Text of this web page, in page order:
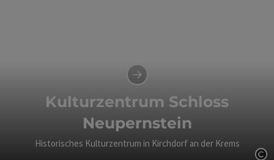
Kulturzentrum Schloss
Neupernstein
Historisches Kulturzentrum in Kirchdorf an der Krems